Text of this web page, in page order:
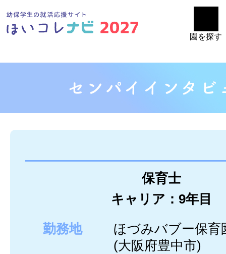
園を探す
保育士
キャリア：9年目
勤務地
ほづみバブー保育
(大阪府豊中市)